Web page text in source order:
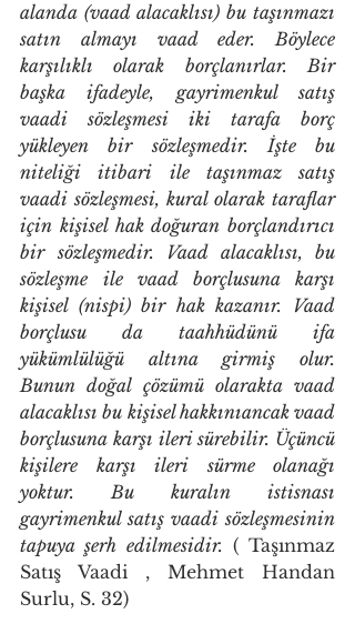
alanda (vaad alacaklısı) bu taşınmazı
satın almayı vaad eder. Böylece
karşılıklı olarak borçlanırlar. Bir
başka ifadeyle, gayrimenkul satış
vaadi sözleşmesi iki tarafa borç
yükleyen bir sözleşmedir. İşte bu
niteliği itibari ile taşınmaz satış
vaadi sözleşmesi, kural olarak taraflar
için kişisel hak doğuran borçlandırıcı
bir sözleşmedir. Vaad alacaklısı, bu
sözleşme ile vaad borçlusuna karşı
kişisel (nispi) bir hak kazanır. Vaad
borçlusu da taahhüdünü ifa
yükümlülüğü altına girmiş olur.
Bunun doğal çözümü olarakta vaad
alacaklısı bu kişisel hakkınıancak vaad
borçlusuna karşı ileri sürebilir. Üçüncü
kişilere karşı ileri sürme olanağı
yoktur. Bu kuralın istisnası
gayrimenkul satış vaadi sözleşmesinin
tapuya şerh edilmesidir. ( Taşınmaz
Satış Vaadi , Mehmet Handan
Surlu, S. 32)